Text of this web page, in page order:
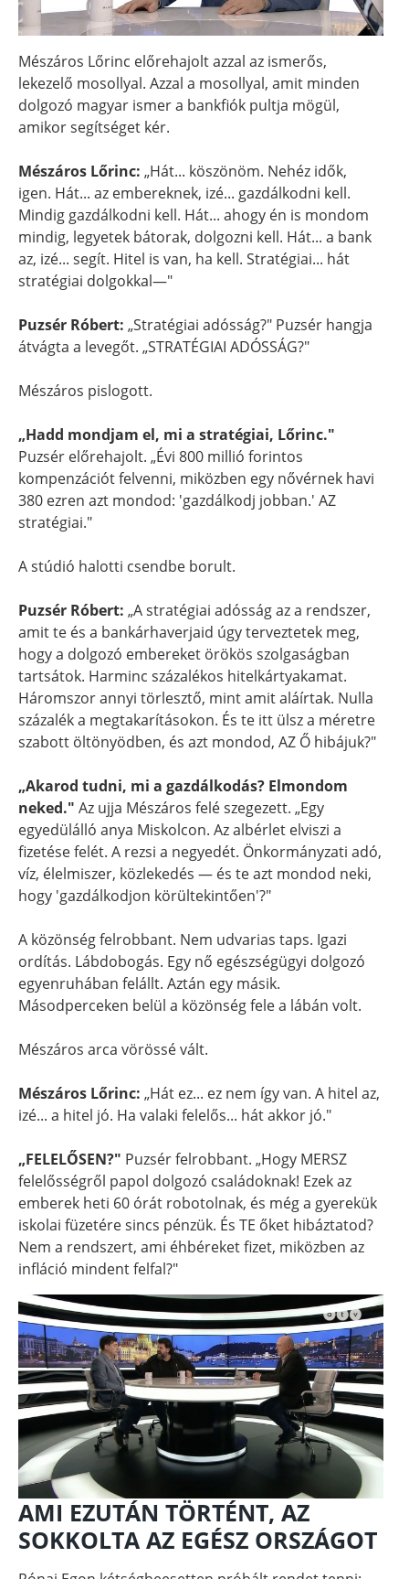
Mészáros Lőrinc előrehajolt azzal az ismerős,
lekezelő mosollyal. Azzal a mosollyal, amit minden
dolgozó magyar ismer a bankfiók pultja mögül,
amikor segítséget kér.
Mészáros Lőrinc: „Hát... köszönöm. Nehéz idők,
igen. Hát... az embereknek, izé... gazdálkodni kell.
Mindig gazdálkodni kell. Hát... ahogy én is mondom
mindig, legyetek bátorak, dolgozni kell. Hát... a bank
az, izé... segít. Hitel is van, ha kell. Stratégiai... hát
stratégiai dolgokkal—"
Puzsér Róbert: „Stratégiai adósság?" Puzsér hangja
átvágta a levegőt. „STRATÉGIAI ADÓSSÁG?"
Mészáros pislogott.
„Hadd mondjam el, mi a stratégiai, Lőrinc."
Puzsér előrehajolt. „Évi 800 millió forintos
kompenzációt felvenni, miközben egy nővérnek havi
380 ezren azt mondod: 'gazdálkodj jobban.' AZ
stratégiai."
A stúdió halotti csendbe borult.
Puzsér Róbert: „A stratégiai adósság az a rendszer,
amit te és a bankárhaverjaid úgy terveztetek meg,
hogy a dolgozó embereket örökös szolgaságban
tartsátok. Harminc százalékos hitelkártyakamat.
Háromszor annyi törlesztő, mint amit aláírtak. Nulla
százalék a megtakarításokon. És te itt ülsz a méretre
szabott öltönyödben, és azt mondod, AZ Ő hibájuk?"
„Akarod tudni, mi a gazdálkodás? Elmondom
neked." Az ujja Mészáros felé szegezett. „Egy
egyedülálló anya Miskolcon. Az albérlet elviszi a
fizetése felét. A rezsi a negyedét. Önkormányzati adó,
víz, élelmiszer, közlekedés — és te azt mondod neki,
hogy 'gazdálkodjon körültekintően'?"
A közönség felrobbant. Nem udvarias taps. Igazi
ordítás. Lábdobogás. Egy nő egészségügyi dolgozó
egyenruhában felállt. Aztán egy másik.
Másodperceken belül a közönség fele a lábán volt.
Mészáros arca vörössé vált.
Mészáros Lőrinc: „Hát ez... ez nem így van. A hitel az,
izé... a hitel jó. Ha valaki felelős... hát akkor jó."
„FELELŐSEN?" Puzsér felrobbant. „Hogy MERSZ
felelősségről papol dolgozó családoknak! Ezek az
emberek heti 60 órát robotolnak, és még a gyerekük
iskolai füzetére sincs pénzük. És TE őket hibáztatod?
Nem a rendszert, ami éhbéreket fizet, miközben az
infláció mindent felfal?"
AMI EZUTÁN TÖRTÉNT, AZ
SOKKOLTA AZ EGÉSZ ORSZÁGOT